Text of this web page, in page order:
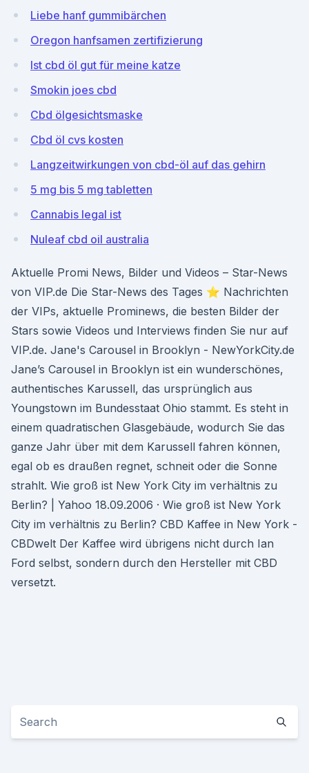
Liebe hanf gummibärchen
Oregon hanfsamen zertifizierung
Ist cbd öl gut für meine katze
Smokin joes cbd
Cbd ölgesichtsmaske
Cbd öl cvs kosten
Langzeitwirkungen von cbd-öl auf das gehirn
5 mg bis 5 mg tabletten
Cannabis legal ist
Nuleaf cbd oil australia
Aktuelle Promi News, Bilder und Videos – Star-News
von VIP.de Die Star-News des Tages ⭐ Nachrichten
der VIPs, aktuelle Prominews, die besten Bilder der
Stars sowie Videos und Interviews finden Sie nur auf
VIP.de. Jane's Carousel in Brooklyn - NewYorkCity.de
Jane’s Carousel in Brooklyn ist ein wunderschönes,
authentisches Karussell, das ursprünglich aus
Youngstown im Bundesstaat Ohio stammt. Es steht in
einem quadratischen Glasgebäude, wodurch Sie das
ganze Jahr über mit dem Karussell fahren können,
egal ob es draußen regnet, schneit oder die Sonne
strahlt. Wie groß ist New York City im verhältnis zu
Berlin? | Yahoo 18.09.2006 · Wie groß ist New York
City im verhältnis zu Berlin? CBD Kaffee in New York -
CBDwelt Der Kaffee wird übrigens nicht durch Ian
Ford selbst, sondern durch den Hersteller mit CBD
versetzt.